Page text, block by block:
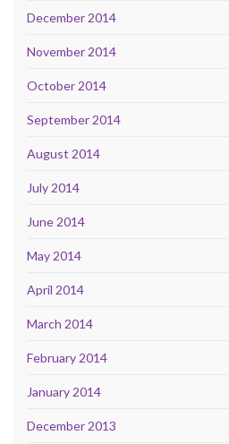
December 2014
November 2014
October 2014
September 2014
August 2014
July 2014
June 2014
May 2014
April 2014
March 2014
February 2014
January 2014
December 2013